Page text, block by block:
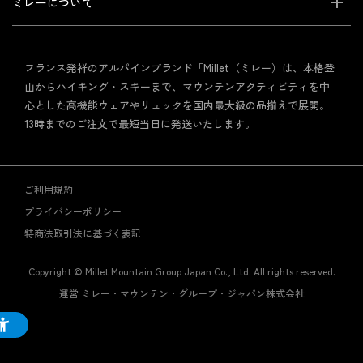
フランス発祥のアルパインブランド「Millet（ミレー）は、本格登
山からハイキング・スキーまで、マウンテンアクティビティを中
心とした高機能ウェアやリュックを国内最大級の品揃えで展開。
13時までのご注文で最短当日に発送いたします。
ご利用規約
プライバシーポリシー
特商法取引法に基づく表記
Copyright © Millet Mountain Group Japan Co., Ltd. All rights reserved.
運営 ミレー・マウンテン・グループ・ジャパン株式会社